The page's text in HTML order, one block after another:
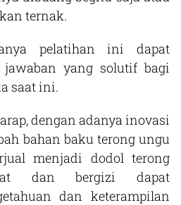
ternak.
pelatihan ini dapat
yang solutif bagi
saat ini.
dengan adanya inovasi
bahan baku terong ungu
menjadi dodol terong
dan bergizi dapat
dan keterampilan